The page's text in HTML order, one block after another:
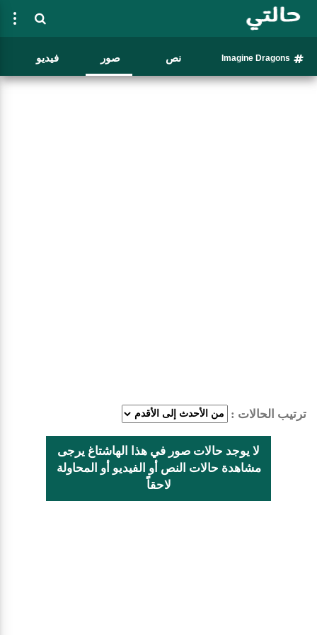
Imagine Dragons نص صور فيديو
ترتيب الحالات :
لا يوجد حالات صور في هذا الهاشتاغ يرجى
مشاهدة حالات النص أو الفيديو أو المحاولة
لاحقاًً